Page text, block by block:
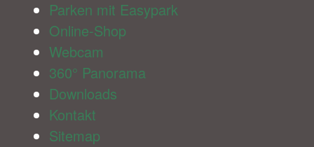
Parken mit Easypark
Online-Shop
Webcam
360° Panorama
Downloads
Kontakt
Sitemap